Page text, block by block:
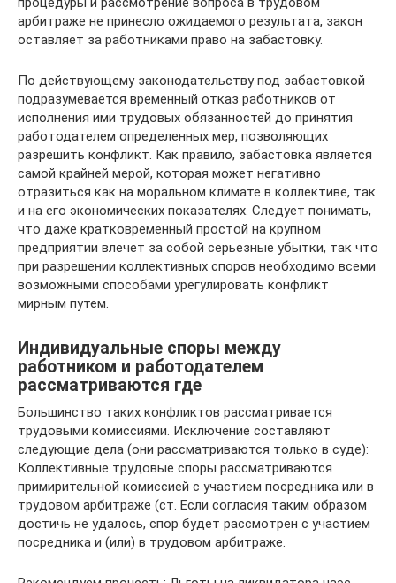
арбитраже не принесло ожидаемого результата, закон
оставляет за работниками право на забастовку.
По действующему законодательству под забастовкой
подразумевается временный отказ работников от
исполнения ими трудовых обязанностей до принятия
работодателем определенных мер, позволяющих
разрешить конфликт. Как правило, забастовка является
самой крайней мерой, которая может негативно
отразиться как на моральном климате в коллективе, так
и на его экономических показателях. Следует понимать,
что даже кратковременный простой на крупном
предприятии влечет за собой серьезные убытки, так что
при разрешении коллективных споров необходимо всеми
возможными способами урегулировать конфликт
мирным путем.
Индивидуальные споры между
работником и работодателем
рассматриваются где
Большинство таких конфликтов рассматривается
трудовыми комиссиями. Исключение составляют
следующие дела (они рассматриваются только в суде):
Коллективные трудовые споры рассматриваются
примирительной комиссией с участием посредника или в
трудовом арбитраже (ст. Если согласия таким образом
достичь не удалось, спор будет рассмотрен с участием
посредника и (или) в трудовом арбитраже.